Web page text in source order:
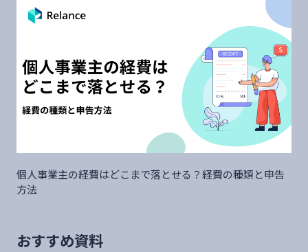
個人事業主の経費はどこまで落とせる？経費の種類と申告
方法
おすすめ資料